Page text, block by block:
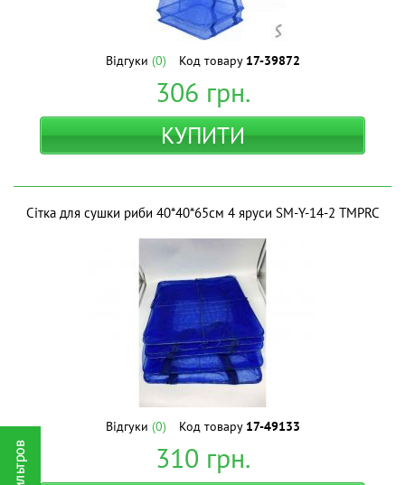
Відгуки (0) Код товару 17-39872
306 грн.
КУПИТИ
Сітка для сушки риби 40*40*65см 4 яруси SM-Y-14-2 ТМPRC
Відгуки (0) Код товару 17-49133
310 грн.